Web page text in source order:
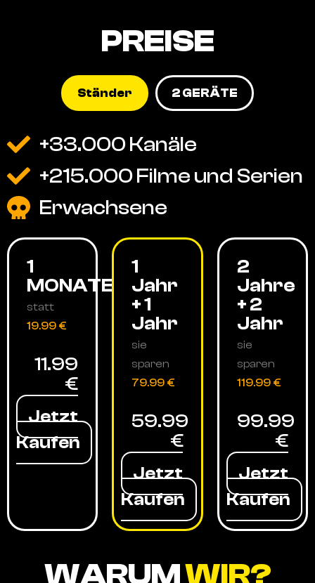
PREISE
Ständer 2 GERÄTE
+33.000 Kanäle
+215.000 Filme und Serien
Erwachsene
1
MONATE
statt
19.99 €
11.99
€
Jetzt
Kaufen
1
Jahr
+ 1
Jahr
sie
sparen
79.99 €
59.99
€
Jetzt
Kaufen
2
Jahre
+ 2
Jahr
sie
sparen
119.99 €
99.99
€
Jetzt
Kaufen
WARUMWIR?